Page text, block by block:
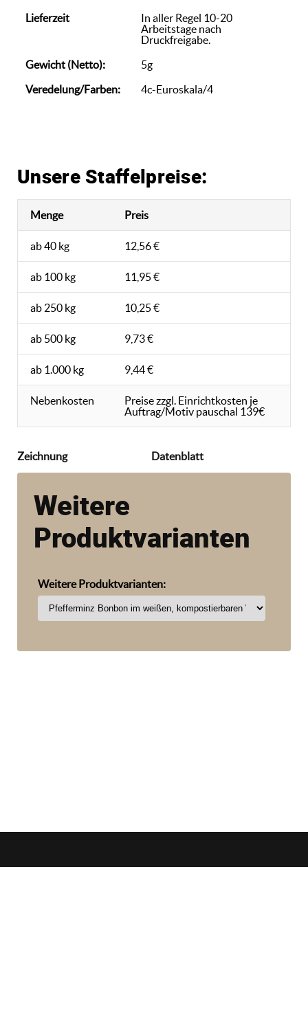
Lieferzeit
In aller Regel 10-20
Arbeitstage nach
Druckfreigabe.
Gewicht (Netto):
5g
Veredelung/Farben:
4c-Euroskala/4
Unsere Staffelpreise:
Menge Preis
ab 40 kg 12,56 €
ab 100 kg 11,95 €
ab 250 kg 10,25 €
ab 500 kg 9,73 €
ab 1.000 kg 9,44 €
Nebenkosten
Preise zzgl. Einrichtkosten je
Auftrag/Motiv pauschal 139€
Zeichnung Datenblatt
Weitere
Produktvarianten
Weitere Produktvarianten: